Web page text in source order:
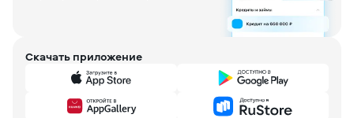
Скачать приложение